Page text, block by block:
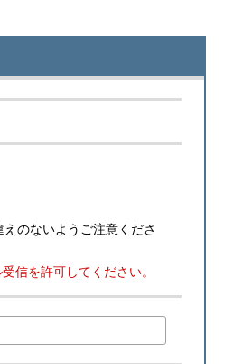
のないようご注意くださ
信を許可してください。